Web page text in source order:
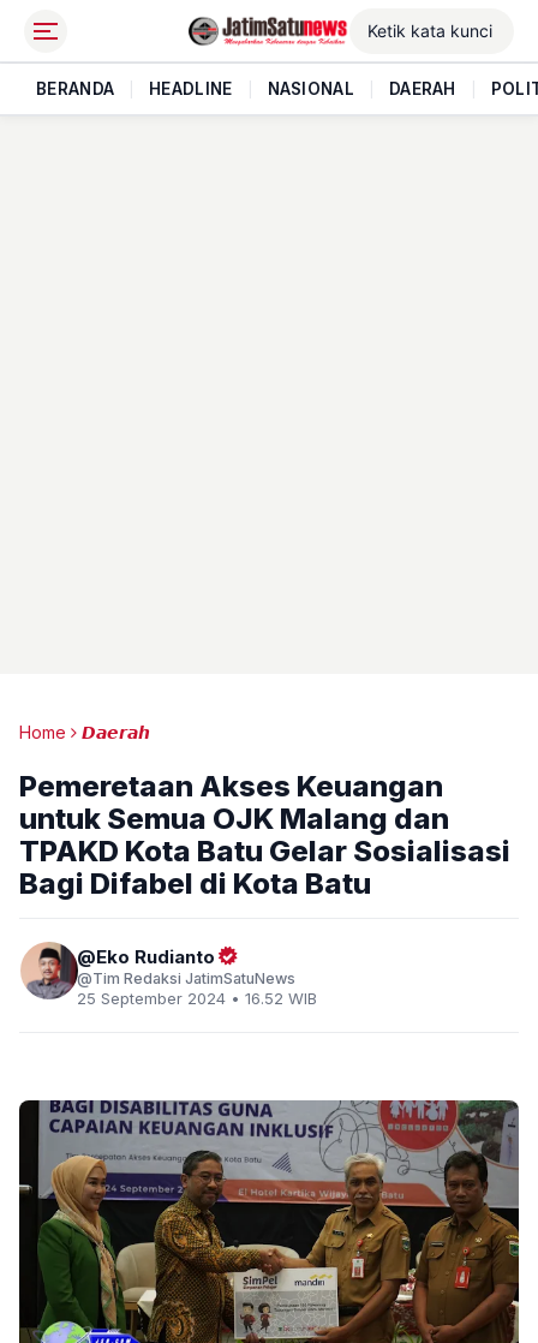
BERANDA HEADLINE NASIONAL DAERAH
Home 𝘿𝙖𝙚𝙧𝙖𝙝
Pemeretaan Akses Keuangan
untuk Semua OJK Malang dan
TPAKD Kota Batu Gelar Sosialisasi
Bagi Difabel di Kota Batu
Eko Rudianto
Tim Redaksi JatimSatuNews
25 September 2024 • 16.52 WIB